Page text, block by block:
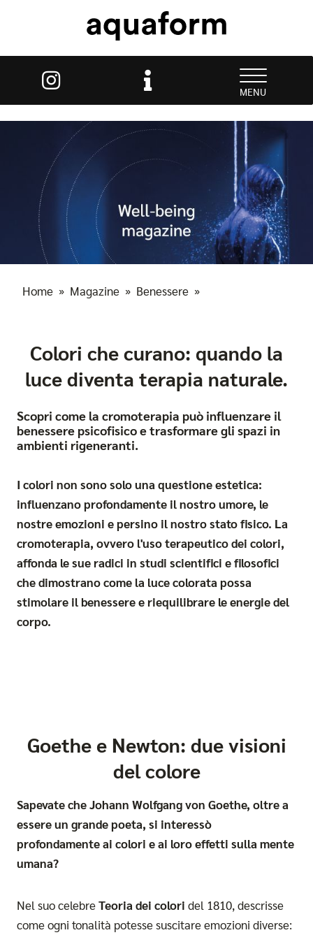
MENU
Home » Magazine » Benessere »
Colori che curano: quando la
luce diventa terapia naturale.
Scopri come la cromoterapia può influenzare il
benessere psicofisico e trasformare gli spazi in
ambienti rigeneranti.
I colori non sono solo una questione estetica:
influenzano profondamente il nostro umore, le
nostre emozioni e persino il nostro stato fisico. La
cromoterapia, ovvero l'uso terapeutico dei colori,
affonda le sue radici in studi scientifici e filosofici
che dimostrano come la luce colorata possa
stimolare il benessere e riequilibrare le energie del
corpo.
Goethe e Newton: due visioni
del colore
​​​​Sapevate che Johann Wolfgang von Goethe, oltre a
essere un grande poeta, si interessò
profondamente ai colori e ai loro effetti sulla mente
umana?
Nel suo celebreTeoria dei colori del 1810, descrisse
come ogni tonalità potesse suscitare emozioni diverse: